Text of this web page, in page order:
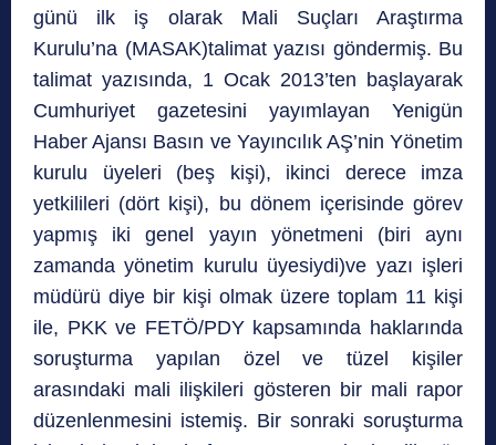
günü ilk iş olarak Mali Suçları Araştırma
Kurulu’na (MASAK)talimat yazısı göndermiş. Bu
talimat yazısında, 1 Ocak 2013’ten başlayarak
Cumhuriyet gazetesini yayımlayan Yenigün
Haber Ajansı Basın ve Yayıncılık AŞ’nin Yönetim
kurulu üyeleri (beş kişi), ikinci derece imza
yetkilileri (dört kişi), bu dönem içerisinde görev
yapmış iki genel yayın yönetmeni (biri aynı
zamanda yönetim kurulu üyesiydi)ve yazı işleri
müdürü diye bir kişi olmak üzere toplam 11 kişi
ile, PKK ve FETÖ/PDY kapsamında haklarında
soruşturma yapılan özel ve tüzel kişiler
arasındaki mali ilişkileri gösteren bir mali rapor
düzenlenmesini istemiş. Bir sonraki soruşturma